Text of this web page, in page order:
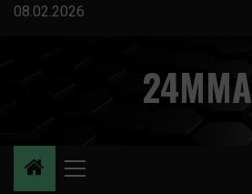
Перейти
08.02.2026
24MMA
Основное